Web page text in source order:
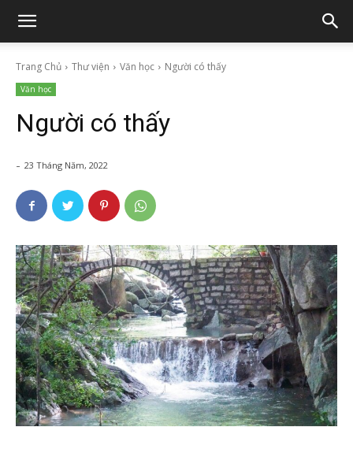
Trang Chủ Thư viện Văn học Người có thấy
Văn học
Người có thấy
- 23 Tháng Năm, 2022